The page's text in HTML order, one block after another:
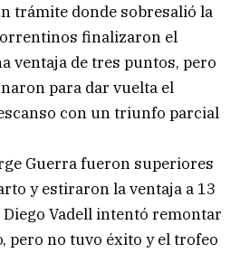
trámite donde sobresalió la
finalizaron el
ventaja de tres puntos, pero
para dar vuelta el
con un triunfo parcial
Guerra fueron superiores
y estiraron la ventaja a 13
Vadell intentó remontar
pero no tuvo éxito y el trofeo